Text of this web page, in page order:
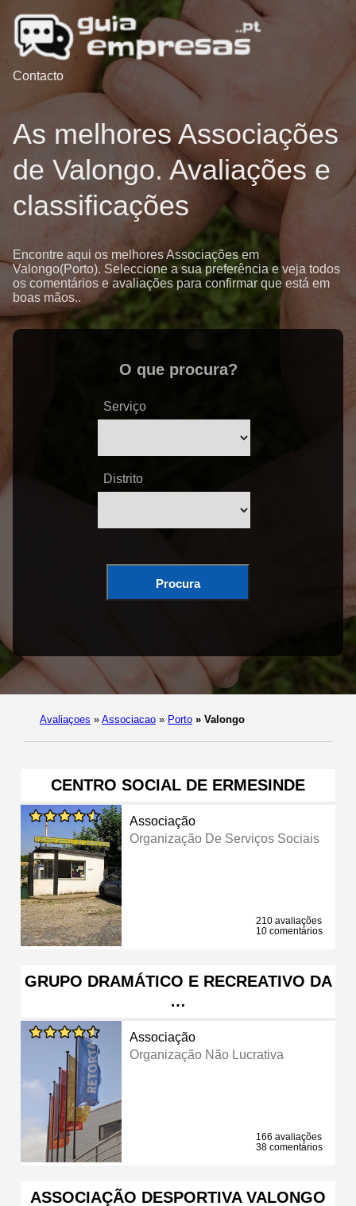
Contacto
As melhores Associações
de Valongo. Avaliações e
classificações
Encontre aqui os melhores Associações em
Valongo(Porto). Seleccione a sua preferência e veja todos
os comentários e avaliações para confirmar que está em
boas mãos..
O que procura?
Serviço
Distrito
Procura
Avaliaçoes » Associacao » Porto » Valongo
CENTRO SOCIAL DE ERMESINDE
Associação
Organização De Serviços Sociais
210 avaliações
10 comentários
GRUPO DRAMÁTICO E RECREATIVO DA
…
Associação
Organização Não Lucrativa
166 avaliações
38 comentários
ASSOCIAÇÃO DESPORTIVA VALONGO